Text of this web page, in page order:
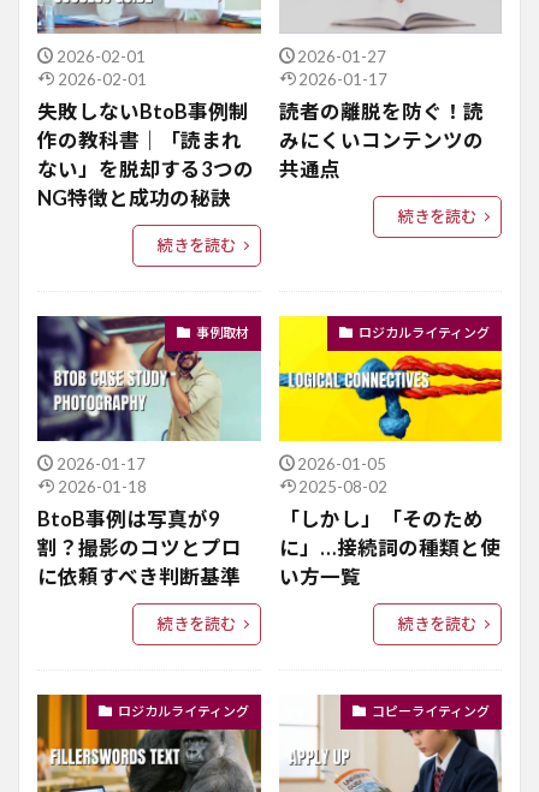
2026-02-01
2026-02-01
失敗しないBtoB事例制
作の教科書｜「読まれ
ない」を脱却する3つの
NG特徴と成功の秘訣
続きを読む
2026-01-27
2026-01-17
読者の離脱を防ぐ！読
みにくいコンテンツの
共通点
続きを読む
事例取材
2026-01-17
2026-01-18
BtoB事例は写真が9
割？撮影のコツとプロ
に依頼すべき判断基準
続きを読む
ロジカルライティング
2026-01-05
2025-08-02
「しかし」「そのため
に」…接続詞の種類と使
い方一覧
続きを読む
ロジカルライティング コピーライティング